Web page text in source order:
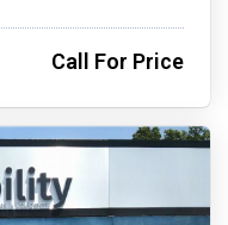
Call For Price